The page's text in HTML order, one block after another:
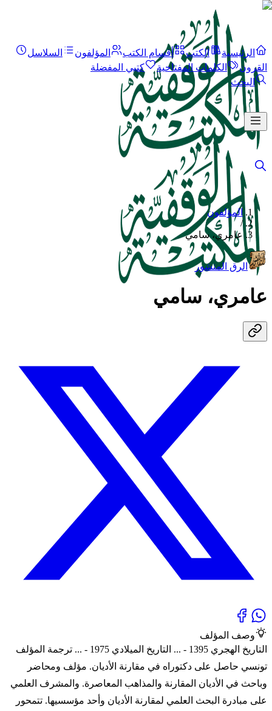
الرئيسية الكتب أقسام الكتب المؤلفون
السلاسل
القرون
الكلمات المفتاحية
كتبي المفضلة
البحث
المؤلفون
/
عامري، سامي
الرق المنشور
عامري، سامي
وصف المؤلف
التاريخ الهجري 1395 - ... التاريخ الميلادي 1975 - ... ترجمة المؤلف
تونسي حاصل على دكتوراه في مقارنة الأديان. مؤلف ومحاضر
وباحث في الأديان المقارنة والمذاهب المعاصرة. والمشرف العلمي
على مبادرة البحث العلمي لمقارنة الأديان وأحد مؤسسيها. تتمحور